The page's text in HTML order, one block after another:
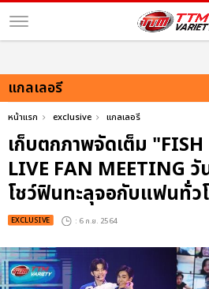
แกลเลอรี
หน้าแรก exclusive แกลเลอรี
เก็บตกภาพจัดเต็ม "FISH
LIVE FAN MEETING
โชว์ฟินทะลุจอกับแฟนทั่ว
EXCLUSIVE : 6 ก.ย. 2564